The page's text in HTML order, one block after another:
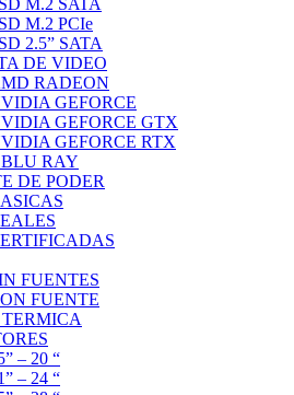
M.2 SATA
M.2 PCIe
2.5” SATA
DE VIDEO
RADEON
GEFORCE
GEFORCE GTX
GEFORCE RTX
RAY
DE PODER
FUENTES
FUENTE
– 20 “
– 24 “